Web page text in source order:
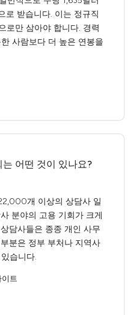
받습니다. 이는 정규직
로만 삼아야 합니다. 경력
사람보다 더 높은 연봉을
어떤 것이 있나요?
개 이상의 상담사 일
분야의 고용 기회가 크게
담사들은 종종 개인 사무
분은 정부 부처나 지역사
습니다.
트